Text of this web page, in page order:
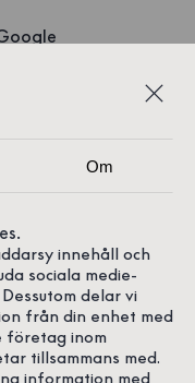
Om
innehåll och
sociala medie-
delar vi
från din enhet med
företag inom
tillsammans med.
information med